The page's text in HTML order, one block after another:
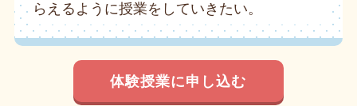
らえるように授業をしていきたい。
体験授業に申し込む